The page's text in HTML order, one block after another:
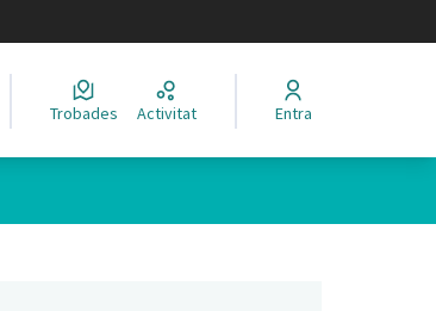
Trobades Activitat Entra